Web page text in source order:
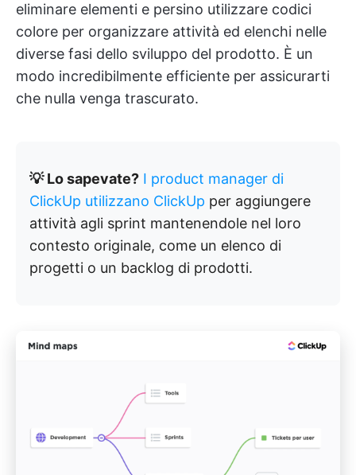
eliminare elementi e persino utilizzare codici
colore per organizzare attività ed elenchi nelle
diverse fasi dello sviluppo del prodotto. È un
modo incredibilmente efficiente per assicurarti
che nulla venga trascurato.
💡 Lo sapevate? I product manager di
ClickUp utilizzano ClickUp per aggiungere
attività agli sprint mantenendole nel loro
contesto originale, come un elenco di
progetti o un backlog di prodotti.